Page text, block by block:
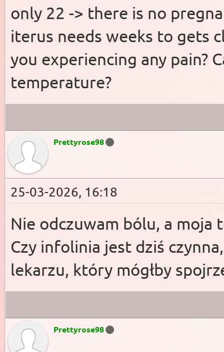
only 22 -> there is no
iterus needs weeks to gets
you experiencing any pain?
temperature?
Prettyrose98
25-03-2026, 16:18
Nie odczuwam bólu, a moja
Czy infolinia jest dziś
lekarzu, który mógłby
Prettyrose98